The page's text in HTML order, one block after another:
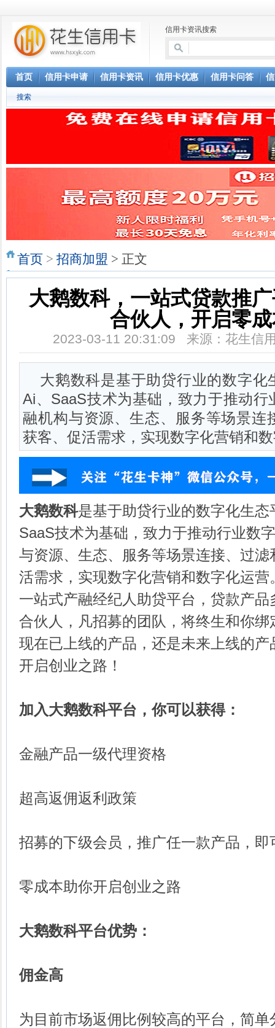
信用卡资讯搜索
首页 信用卡申请 信用卡资讯 信用卡优惠 信用卡问答
搜索
首页 > 招商加盟 > 正文
大鹅数科，一站式贷款推
合伙人，开启零
2023-03-11 20:31:09 来源：花生信
大鹅数科是基于助贷行业的数字化
Ai、SaaS技术为基础，致力于推动
融机构与资源、生态、服务等场景连
获客、促活需求，实现数字化营销和
大鹅数科是基于助贷行业的数字化生
SaaS技术为基础，致力于推动行业数
与资源、生态、服务等场景连接、过
活需求，实现数字化营销和数字化运
一站式产融经纪人助贷平台，贷款产
合伙人，凡招募的团队，将终生和你
现在已上线的产品，还是未来上线的
开启创业之路！
加入大鹅数科平台，你可以获得：
金融产品一级代理资格
超高返佣返利政策
招募的下级会员，推广任一款产品，即
零成本助你开启创业之路
大鹅数科平台优势：
佣金高
为目前市场返佣比例较高的平台，简